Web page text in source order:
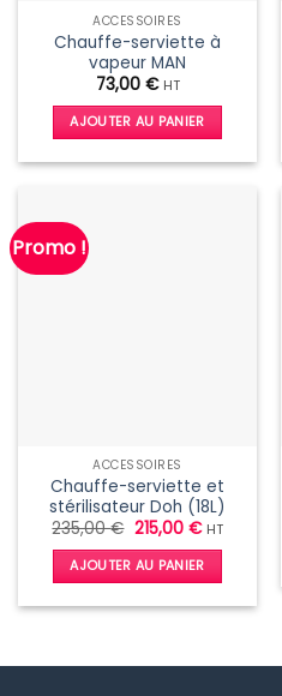
ACCESSOIRES
Chauffe-serviette à
vapeur MAN
73,00 € HT
AJOUTER AU PANIER
Promo !
ACCESSOIRES
Chauffe-serviette et
stérilisateur Doh (18L)
235,00€ Le
prix
initial
était :
235,00 €.
215,00 €Le
actuel
est :
215,00 €.
HT
AJOUTER AU PANIER